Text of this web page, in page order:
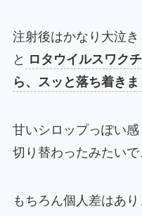
注射後はかなり大泣
と ロタウイルスワク
ら、スッと落ち着きま
甘いシロップっぽい
切り替わったみたいで
もちろん個人差はあり